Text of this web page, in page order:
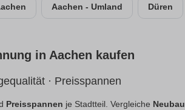
Aachen - Umland Düren
in Aachen kaufen
· Preisspannen
Preisspannen je Stadtteil. Vergleiche Neubau